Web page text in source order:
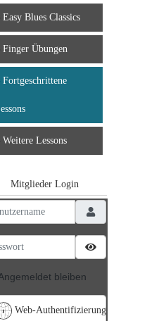
Easy Blues Classics
Finger Übungen
Fortgeschrittene
Weitere Lessons
Mitglieder Login
bleiben
Web-Authentifizierung